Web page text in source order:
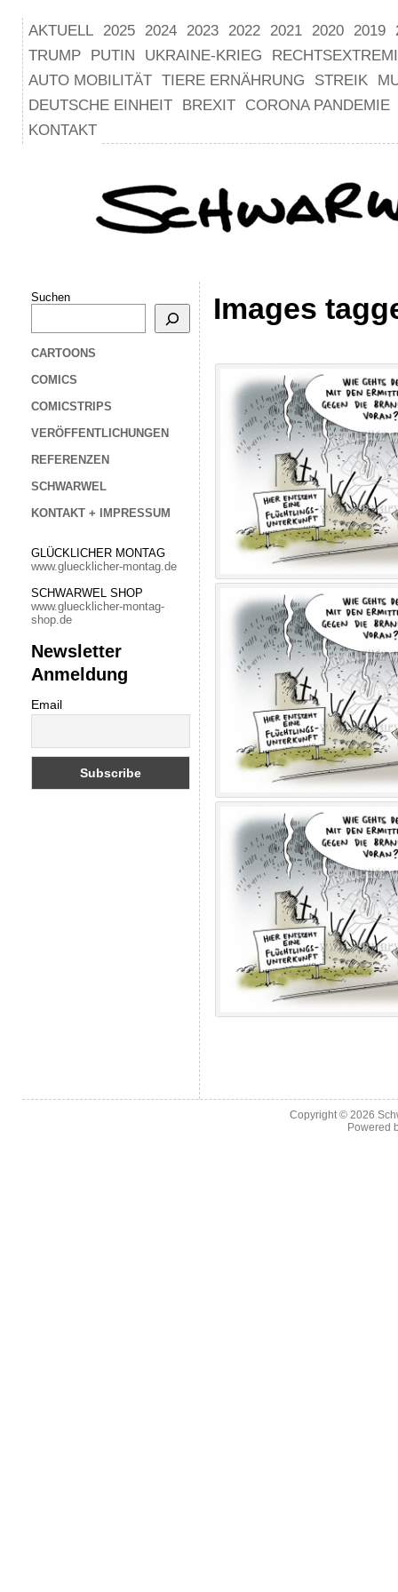
AKTUELL 2025 2024 2023 2022 2021 2020 2019
TRUMP
PUTIN UKRAINE-KRIEG
AUTO MOBILITÄT TIERE ERNÄHRUNG STREIK
DEUTSCHE EINHEIT
BREXIT
CORONA PANDEMIE
KONTAKT
Suchen
CARTOONS
COMICS
COMICSTRIPS
VERÖFFENTLICHUNGEN
REFERENZEN
SCHWARWEL
KONTAKT + IMPRESSUM
GLÜCKLICHER MONTAG
www.gluecklicher-montag.de
SCHWARWEL SHOP
www.gluecklicher-montag-
shop.de
Newsletter
Anmeldung
Email
Images
Copyright © 2026
Powered